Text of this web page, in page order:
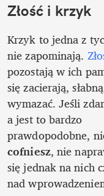
Złość i krzyk
Krzyk to jedna z
nie zapominają.
pozostają w ich
się zacierają,
wymazać. Jeśli
a jest to bardzo
prawdopodobne,
cofniesz, nie
się jednak na nich
nad